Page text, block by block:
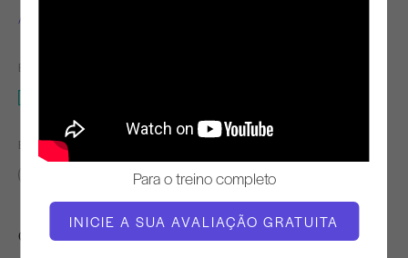
Para o treino completo
INICIE A SUA AVALIAÇÃO GRATUITA
Alisa Wyatt
EQUIPAMENTO NECESSÁRIO
ENCONTRAR AULAS SEMELHANTES PARA
Tapete
Outros exercícios de que poderá gostar